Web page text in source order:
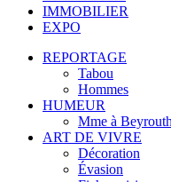
IMMOBILIER
EXPO
REPORTAGE
Tabou
Hommes
HUMEUR
Mme à Beyrouth
ART DE VIVRE
Décoration
Évasion